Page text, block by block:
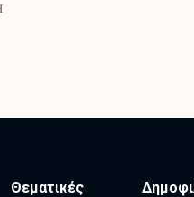
Θεματικές